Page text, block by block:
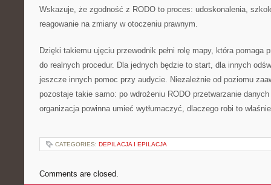
Wskazuje, że zgodność z RODO to proces: udoskonalenia,
reagowanie na zmiany w otoczeniu prawnym.
Dzięki takiemu ujęciu przewodnik pełni rolę mapy, która pomaga
do realnych procedur. Dla jednych będzie to start, dla innych
jeszcze innych pomoc przy audycie. Niezależnie od poziomu
pozostaje takie samo: po wdrożeniu RODO przetwarzanie
organizacja powinna umieć wytłumaczyć, dlaczego robi to
CATEGORIES: DEPILACJA I EPILACJA
Comments are closed.